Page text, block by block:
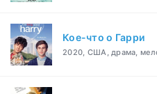
Кое-что о Гарри
2020, США, драма,